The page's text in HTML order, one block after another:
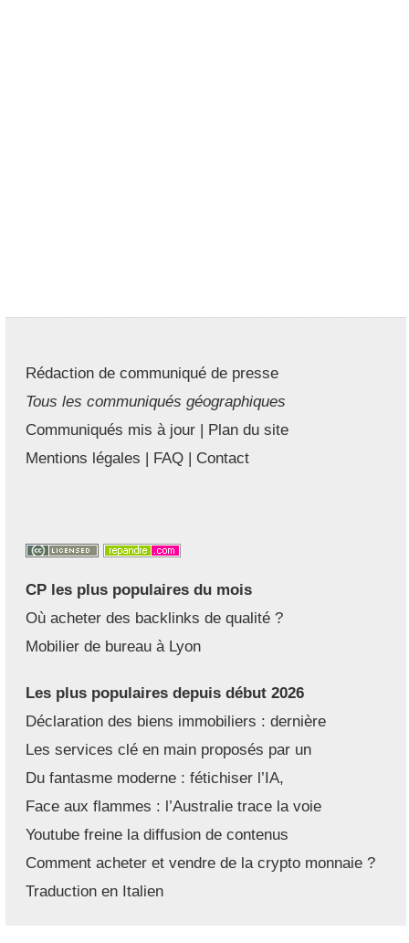
Rédaction de communiqué de presse
Tous les communiqués géographiques
Communiqués mis à jour | Plan du site
Mentions légales | FAQ | Contact
CP les plus populaires du mois
Où acheter des backlinks de qualité ?
Mobilier de bureau à Lyon
Les plus populaires depuis début 2026
Déclaration des biens immobiliers : dernière
Les services clé en main proposés par un
Du fantasme moderne : fétichiser l’IA,
Face aux flammes : l’Australie trace la voie
Youtube freine la diffusion de contenus
Comment acheter et vendre de la crypto monnaie ?
Traduction en Italien